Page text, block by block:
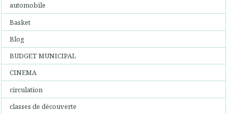
automobile
Basket
Blog
BUDGET MUNICIPAL
CINEMA
circulation
classes de découverte